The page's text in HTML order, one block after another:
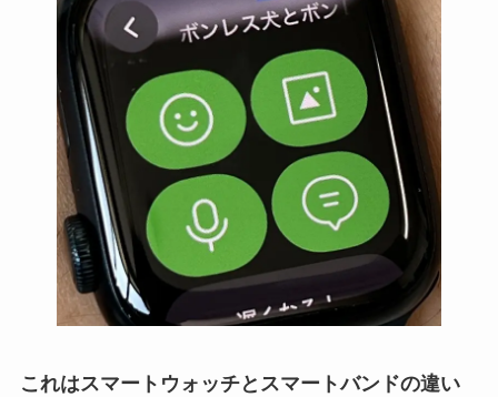
これはスマートウォッチとスマートバンドの違い